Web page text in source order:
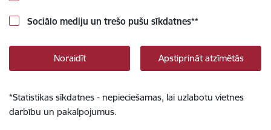
Sociālo mediju un trešo pušu sīkdatnes**
Noraidīt Apstiprināt atzīmētās
*Statistikas sīkdatnes - nepieciešamas, lai uzlabotu vietnes
darbību un pakalpojumus.